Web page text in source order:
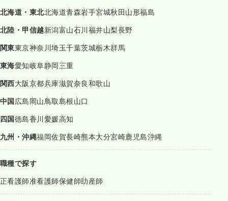
北海道・東北北海道青森岩手宮城秋田山形福島
北陸・甲信越新潟富山石川福井山梨長野
関東東京神奈川埼玉千葉茨城栃木群馬
東海愛知岐阜静岡三重
関西大阪京都兵庫滋賀奈良和歌山
中国広島岡山鳥取島根山口
四国徳島香川愛媛高知
九州・沖縄福岡佐賀長崎熊本大分宮崎鹿児島沖縄
職種で探す
正看護師准看護師保健師助産師